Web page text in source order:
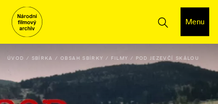
Menu
ÚVOD SBÍRKA OBSAH SBÍRKY FILMY POD JEZEVČÍ SKÁLOU